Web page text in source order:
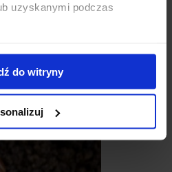
uzyskanymi podczas
do witryny
catalpy